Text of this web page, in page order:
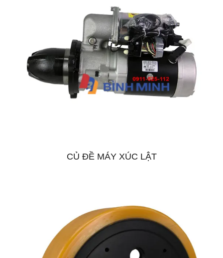
CỦ ĐỀ MÁY XÚC LẬT